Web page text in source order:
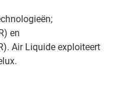
en
Air Liquide exploiteert